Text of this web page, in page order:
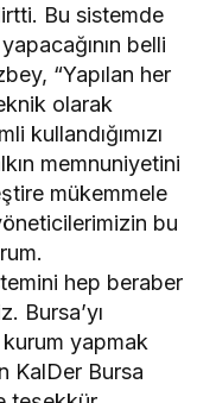
Bu sistemde
belli
“Yapılan her
olarak
kullandığımızı
memnuniyetini
mükemmele
bu
hep beraber
Bursa’yı
yapmak
KalDer Bursa